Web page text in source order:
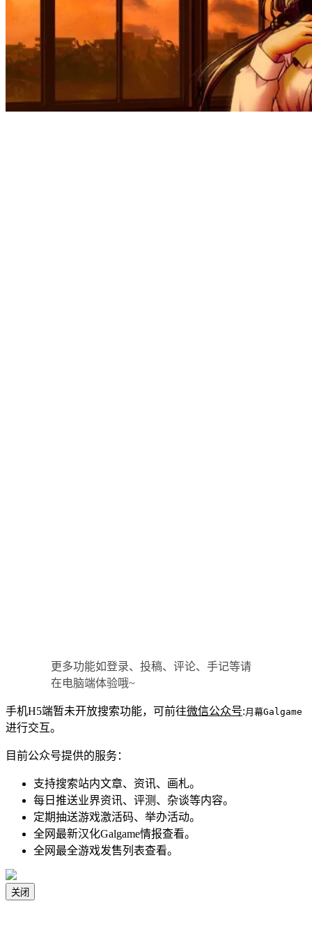
更多功能如登录、投稿、评论、手记等请
在电脑端体验哦~
手机H5端暂未开放搜索功能，可前往微信公众号: 月幕Galgame
进行交互。
目前公众号提供的服务：
支持搜索站内文章、资讯、画札。
每日推送业界资讯、评测、杂谈等内容。
定期抽送游戏激活码、举办活动。
全网最新汉化Galgame情报查看。
全网最全游戏发售列表查看。
关闭